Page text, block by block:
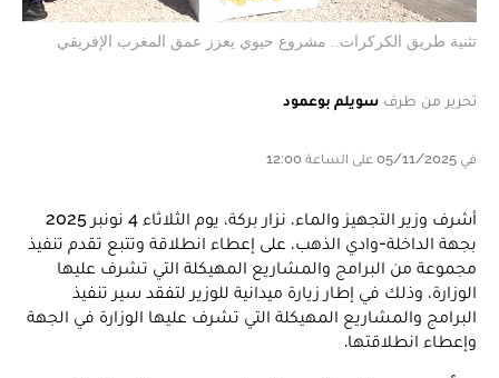
تثنية طريق الكركرات.. مشروع حيوي يعزز عمق المغرب الإفريقي
تحرير من طرف سويلم بوعمود
في 05/11/2025 على الساعة 12:00
أشرف وزير التجهيز والماء، نزار بركة، يوم الثلاثاء 4 نونبر 2025
بجهة الداخلة-وادي الذهب، على إعطاء انطلاقة وتتبع تقدم تنفيذ
مجموعة من البرامج والمشاريع المهيكلة التي تشرف عليها
الوزارة، وذلك في إطار زيارة ميدانية للوزير لتفقد سير تنفيذ
البرامج والمشاريع المهيكلة التي تشرف عليها الوزارة في الجهة
وإعطاء انطلاقتها.